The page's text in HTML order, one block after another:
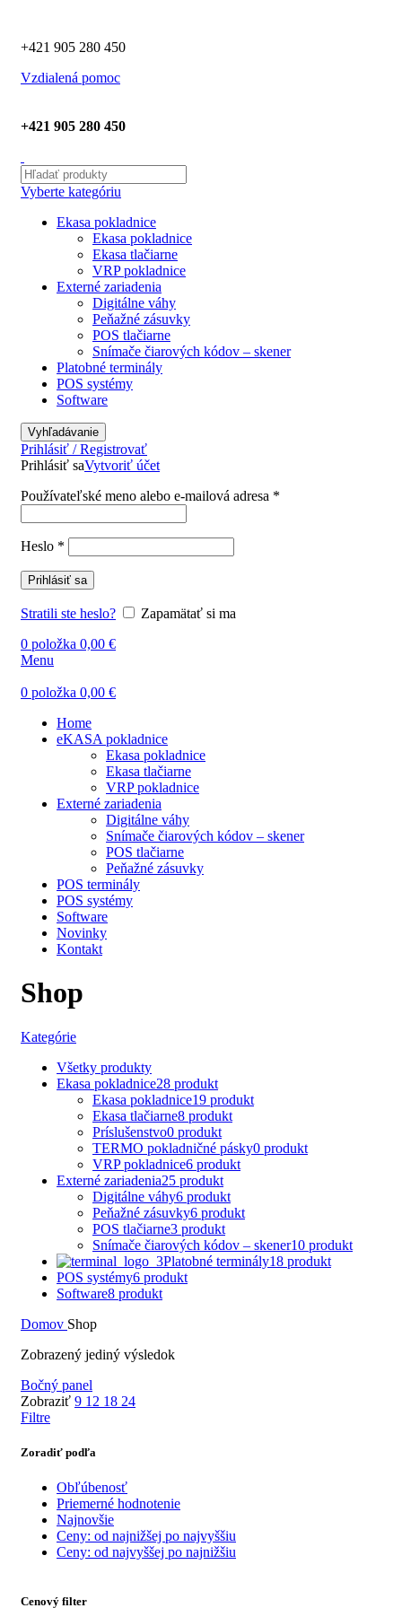
+421 905 280 450
Vzdialená pomoc
+421 905 280 450
Vyberte kategóriu
Ekasa pokladnice
Ekasa pokladnice
Ekasa tlačiarne
VRP pokladnice
Externé zariadenia
Digitálne váhy
Peňažné zásuvky
POS tlačiarne
Snímače čiarových kódov – skener
Platobné terminály
POS systémy
Software
Vyhľadávanie
Prihlásiť / Registrovať
Prihlásiť saVytvoriť účet
Používateľské meno alebo e-mailová adresa *
Heslo *
Prihlásiť sa
Stratili ste heslo?
Zapamätať si ma
0 položka 0,00 €
Menu
0 položka 0,00 €
Home
eKASA pokladnice
Ekasa pokladnice
Ekasa tlačiarne
VRP pokladnice
Externé zariadenia
Digitálne váhy
Snímače čiarových kódov – skener
POS tlačiarne
Peňažné zásuvky
POS terminály
POS systémy
Software
Novinky
Kontakt
Shop
Kategórie
Všetky produkty
Ekasa pokladnice28 produkt
Ekasa pokladnice19 produkt
Ekasa tlačiarne8 produkt
Príslušenstvo0 produkt
TERMO pokladničné pásky0 produkt
VRP pokladnice6 produkt
Externé zariadenia25 produkt
Digitálne váhy6 produkt
Peňažné zásuvky6 produkt
POS tlačiarne3 produkt
Snímače čiarových kódov – skener10 produkt
Platobné terminály18 produkt
POS systémy6 produkt
Software8 produkt
Domov Shop
Zobrazený jediný výsledok
Bočný panel
Zobraziť 9 12 18 24
Filtre
Zoradiť podľa
Obľúbenosť
Priemerné hodnotenie
Najnovšie
Ceny: od najnižšej po najvyššiu
Ceny: od najvyššej po najnižšiu
Cenový filter